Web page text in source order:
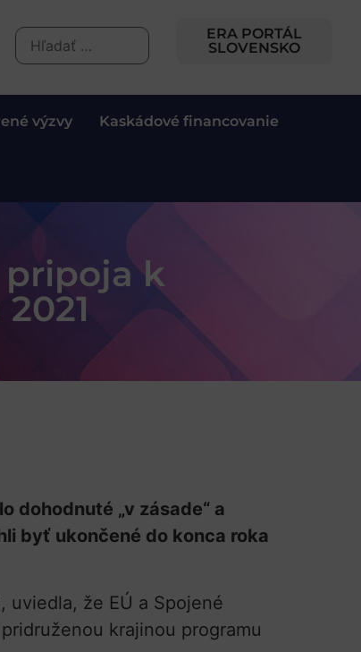
ERA PORTÁL
SLOVENSKO
výzvy Kaskádové financovanie
pripoja k
dohodnuté „v zásade“ a
byť ukončené do konca roka
že EÚ a Spojené
krajinou programu